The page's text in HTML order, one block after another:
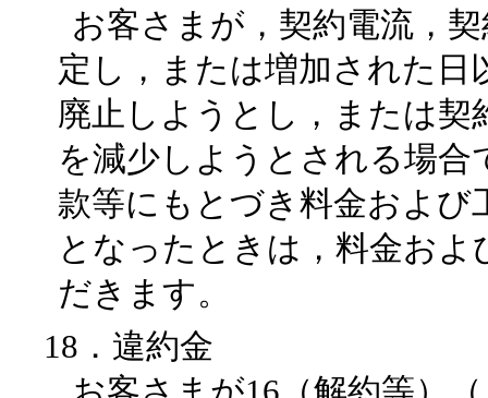
お客さまが，契約電流，
定し，または増加された日
廃止しようとし，または契
を減少しようとされる場合
款等にもとづき料金および
となったときは，料金お
だきます。
18．違約金